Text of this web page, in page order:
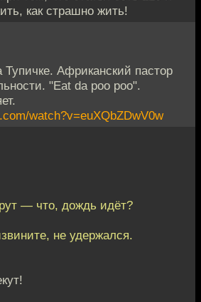
как страшно жить!
Африканский пастор
"Eat da poo poo".
watch?v=euXQbZDwV0w
— что, дождь идёт?
не удержался.